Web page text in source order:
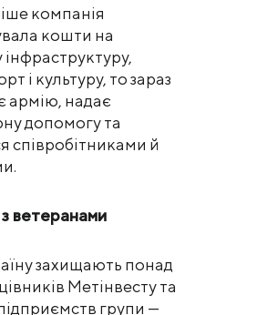
компанія
кошти на
інфраструктуру,
і культуру, то зараз
армію, надає
допомогу та
співробітниками й
ветеранами
захищають понад
Метінвесту та
групи —